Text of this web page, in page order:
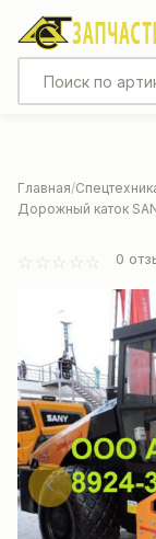
Главная
Дорожный каток
0